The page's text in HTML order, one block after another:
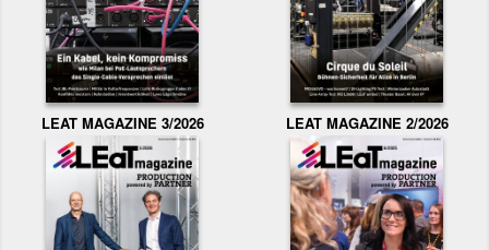
LEAT MAGAZINE 3/2026 LEAT MAGAZINE 2/2026